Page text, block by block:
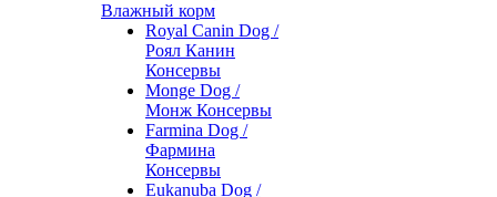
Влажный корм
Royal Canin Dog /
Роял Канин
Консервы
Monge Dog /
Монж Консервы
Farmina Dog /
Фармина
Консервы
Eukanuba Dog /